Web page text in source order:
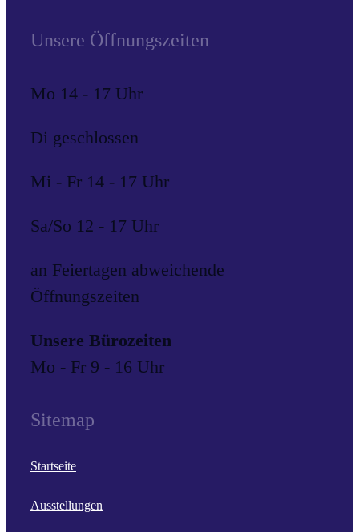
Unsere Öffnungszeiten
Mo 14 - 17 Uhr
Di geschlossen
Mi - Fr 14 - 17 Uhr
Sa/So 12 - 17 Uhr
an Feiertagen abweichende
Öffnungszeiten
Unsere Bürozeiten
Mo - Fr 9 - 16 Uhr
Sitemap
Startseite
Ausstellungen